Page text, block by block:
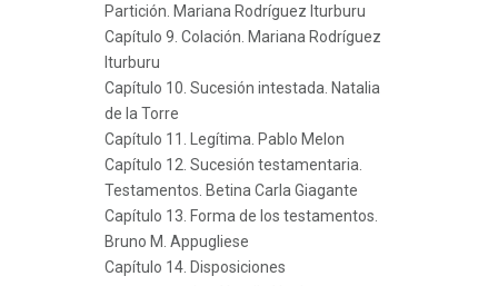
Partición. Mariana Rodríguez Iturburu
Capítulo 9. Colación. Mariana Rodríguez
Iturburu
Capítulo 10. Sucesión intestada. Natalia
de la Torre
Capítulo 11. Legítima. Pablo Melon
Capítulo 12. Sucesión testamentaria.
Testamentos. Betina Carla Giagante
Capítulo 13. Forma de los testamentos.
Bruno M. Appugliese
Capítulo 14. Disposiciones